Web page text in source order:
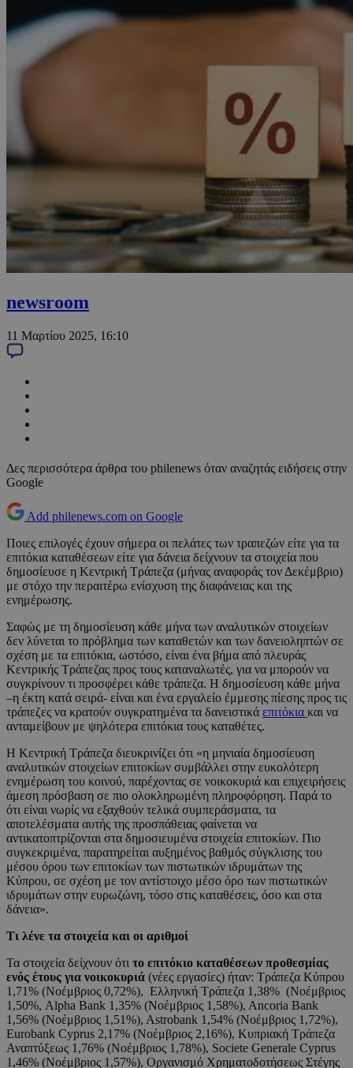
newsroom
11 Μαρτίου 2025, 16:10
Δες περισσότερα άρθρα του philenews όταν αναζητάς ειδήσεις στην
Google
Add philenews.com on Google
Ποιες επιλογές έχουν σήμερα οι πελάτες των τραπεζών είτε για τα
επιτόκια καταθέσεων είτε για δάνεια δείχνουν τα στοιχεία που
δημοσίευσε η Κεντρική Τράπεζα (μήνας αναφοράς τον Δεκέμβριο)
με στόχο την περαιτέρω ενίσχυση της διαφάνειας και της
ενημέρωσης.
Σαφώς με τη δημοσίευση κάθε μήνα των αναλυτικών στοιχείων
δεν λύνεται το πρόβλημα των καταθετών και των δανειοληπτών σε
σχέση με τα επιτόκια, ωστόσο, είναι ένα βήμα από πλευράς
Κεντρικής Τράπεζας προς τους καταναλωτές, για να μπορούν να
συγκρίνουν τι προσφέρει κάθε τράπεζα. Η δημοσίευση κάθε μήνα
–η έκτη κατά σειρά- είναι και ένα εργαλείο έμμεσης πίεσης προς τις
τράπεζες να κρατούν συγκρατημένα τα δανειστικά επιτόκια και να
ανταμείβουν με ψηλότερα επιτόκια τους καταθέτες.
Η Κεντρική Τράπεζα διευκρινίζει ότι «η μηνιαία δημοσίευση
αναλυτικών στοιχείων επιτοκίων συμβάλλει στην ευκολότερη
ενημέρωση του κοινού, παρέχοντας σε νοικοκυριά και επιχειρήσεις
άμεση πρόσβαση σε πιο ολοκληρωμένη πληροφόρηση. Παρά το
ότι είναι νωρίς να εξαχθούν τελικά συμπεράσματα, τα
αποτελέσματα αυτής της προσπάθειας φαίνεται να
αντικατοπτρίζονται στα δημοσιευμένα στοιχεία επιτοκίων. Πιο
συγκεκριμένα, παρατηρείται αυξημένος βαθμός σύγκλισης του
μέσου όρου των επιτοκίων των πιστωτικών ιδρυμάτων της
Κύπρου, σε σχέση με τον αντίστοιχο μέσο όρο των πιστωτικών
ιδρυμάτων στην ευρωζώνη, τόσο στις καταθέσεις, όσο και στα
δάνεια».
Τι λένε τα στοιχεία και οι αριθμοί
Τα στοιχεία δείχνουν ότι το επιτόκιο καταθέσεων προθεσμίας
ενός έτους για νοικοκυριά (νέες εργασίες) ήταν: Τράπεζα Κύπρου
1,71% (Νοέμβριος 0,72%), Ελληνική Τράπεζα 1,38% (Νοέμβριος
1,50%, Alpha Bank 1,35% (Νοέμβριος 1,58%), Ancoria Bank
1,56% (Νοέμβριος 1,51%), Astrobank 1,54% (Νοέμβριος 1,72%),
Eurobank Cyprus 2,17% (Νοέμβριος 2,16%), Κυπριακή Τράπεζα
Αναπτύξεως 1,76% (Νοέμβριος 1,78%), Societe Generale Cyprus
1,46% (Νοέμβριος 1,57%), Οργανισμό Χρηματοδοτήσεως Στέγης